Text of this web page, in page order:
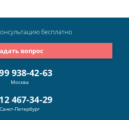
938-42-63
Москва
467-34-29
Санкт-Петербург
вопрос
бесплатно